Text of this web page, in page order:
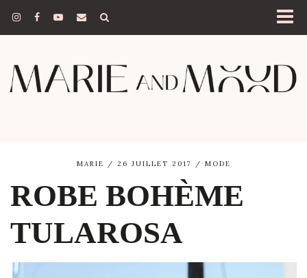
MARIE 26 JUILLET 2017 MODE
ROBE BOHÈME
TULAROSA